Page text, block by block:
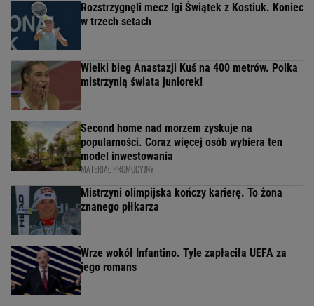
Rozstrzygnęli mecz Igi Świątek z Kostiuk. Koniec
w trzech setach
Wielki bieg Anastazji Kuś na 400 metrów. Polka
mistrzynią świata juniorek!
Second home nad morzem zyskuje na
popularności. Coraz więcej osób wybiera ten
model inwestowania
MATERIAŁ PROMOCYJNY
Mistrzyni olimpijska kończy karierę. To żona
znanego piłkarza
Wrze wokół Infantino. Tyle zapłaciła UEFA za
jego romans